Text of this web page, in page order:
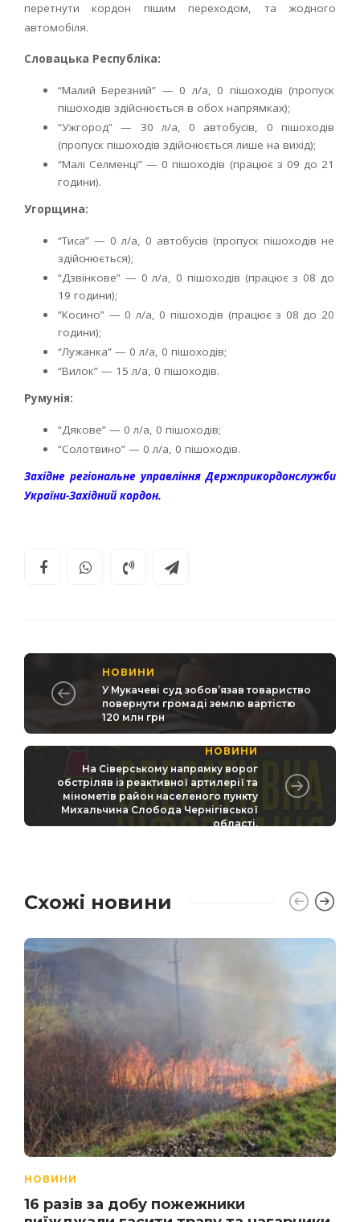
перетнути кордон пішим переходом, та жодного
автомобіля.
Словацька Республіка:
“Малий Березний” — 0 л/а, 0 пішоходів (пропуск
пішоходів здійснюється в обох напрямках);
“Ужгород” — 30 л/а, 0 автобусів, 0 пішоходів
(пропуск пішоходів здійснюється лише на вихід);
“Малі Селменці” — 0 пішоходів (працює з 09 до 21
години).
Угорщина:
“Тиса” — 0 л/а, 0 автобусів (пропуск пішоходів не
здійснюється);
“Дзвінкове” — 0 л/а, 0 пішоходів (працює з 08 до
19 години);
“Косино” — 0 л/а, 0 пішоходів (працює з 08 до 20
години);
“Лужанка” — 0 л/а, 0 пішоходів;
“Вилок” — 15 л/а, 0 пішоходів.
Румунія:
“Дякове” — 0 л/а, 0 пішоходів;
“Солотвино” — 0 л/а, 0 пішоходів.
Західне регіональне управління Держприкордонслужби
України-Західний кордон.
НОВИНИ
У Мукачеві суд зобов’язав товариство
повернути громаді землю вартістю
120 млн грн
НОВИНИ
На Сіверському напрямку ворог
обстріляв із реактивної артилерії та
мінометів район населеного пункту
Михальчина Слобода Чернігівської
області.
Схожі новини
НОВИНИ
16 разів за добу пожежники